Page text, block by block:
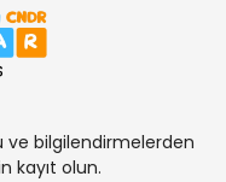
ve bilgilendirmelerden
kayıt olun.